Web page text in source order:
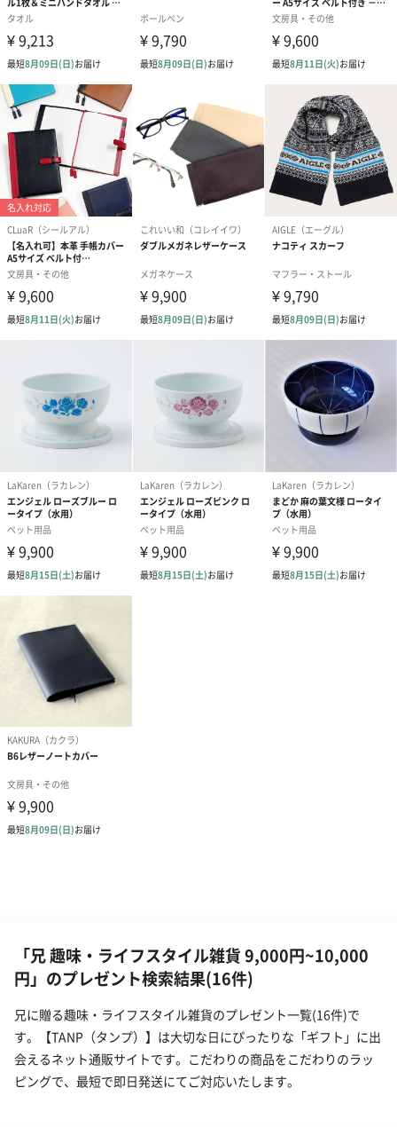
「兄 趣味・ライフスタイル雑貨 9,000円~10,000
円」のプレゼント検索結果(16件)
兄に贈る趣味・ライフスタイル雑貨のプレゼント一覧(16件)で
す。【TANP（タンプ）】は大切な日にぴったりな「ギフト」に出
会えるネット通販サイトです。こだわりの商品をこだわりのラッ
ピングで、最短で即日発送にてご対応いたします。